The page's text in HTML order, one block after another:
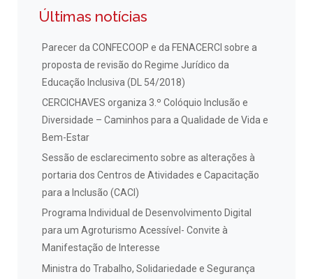
Últimas notícias
Parecer da CONFECOOP e da FENACERCI sobre a
proposta de revisão do Regime Jurídico da
Educação Inclusiva (DL 54/2018)
CERCICHAVES organiza 3.º Colóquio Inclusão e
Diversidade – Caminhos para a Qualidade de Vida e
Bem-Estar
Sessão de esclarecimento sobre as alterações à
portaria dos Centros de Atividades e Capacitação
para a Inclusão (CACI)
Programa Individual de Desenvolvimento Digital
para um Agroturismo Acessível- Convite à
Manifestação de Interesse
Ministra do Trabalho, Solidariedade e Segurança